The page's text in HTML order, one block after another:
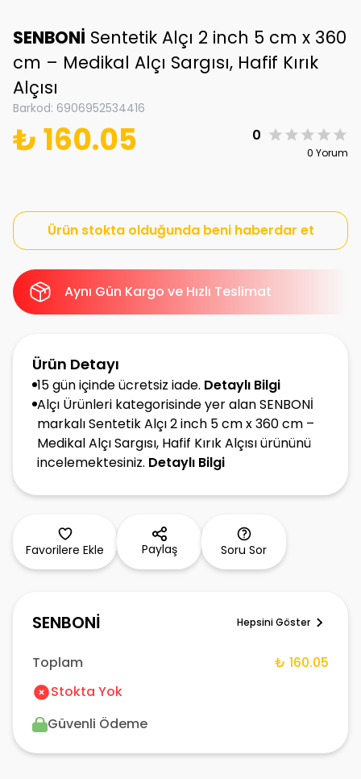
SENBONİ Sentetik Alçı 2 inch 5 cm x 360
cm – Medikal Alçı Sargısı, Hafif Kırık
Alçısı
Barkod: 6906952534416
₺ 160.05 0
0 Yorum
Ürün stokta olduğunda beni haberdar et
Aynı Gün Kargo ve Hızlı Teslimat
Ürün Detayı
15 gün içinde ücretsiz iade. Detaylı Bilgi
Alçı Ürünleri kategorisinde yer alan SENBONİ
markalı Sentetik Alçı 2 inch 5 cm x 360 cm –
Medikal Alçı Sargısı, Hafif Kırık Alçısı ürününü
incelemektesiniz. Detaylı Bilgi
Favorilere Ekle Paylaş Soru Sor
SENBONİ Hepsini Göster
Toplam
₺ 160.05
Stokta Yok
Güvenli Ödeme